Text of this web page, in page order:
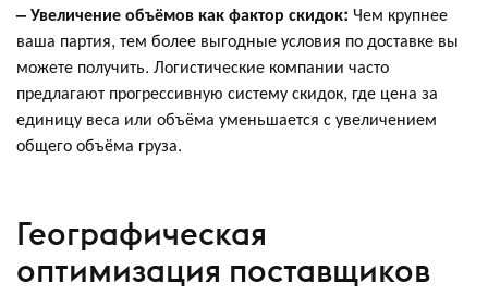
– Увеличение объёмов как фактор скидок: Чем крупнее
ваша партия, тем более выгодные условия по доставке вы
можете получить. Логистические компании часто
предлагают прогрессивную систему скидок, где цена за
единицу веса или объёма уменьшается с увеличением
общего объёма груза.
Географическая
оптимизация поставщиков